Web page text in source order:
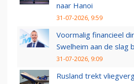
naar Hanoi
31-07-2026, 9:59
Voormalig financieel
Swelheim aan de slag
31-07-2026, 9:09
Rusland trekt